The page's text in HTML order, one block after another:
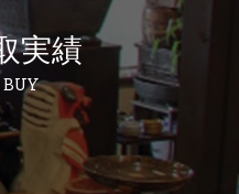
実績
BUY